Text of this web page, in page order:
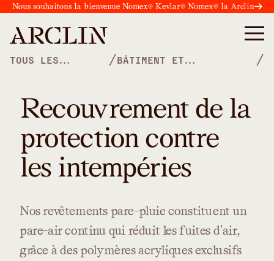
Nous souhaitons la bienvenue Nomex® Kevlar® Nomex® la Arclin
TOUS LES
/BÂTIMENT ET
/
Recouvrement de la
protection contre
les intempéries
Nos revêtements pare-pluie constituentun
pare-aircontinu qui réduit lesfuites d'air,
grâce àdespolymèresacryliquesexclusifs